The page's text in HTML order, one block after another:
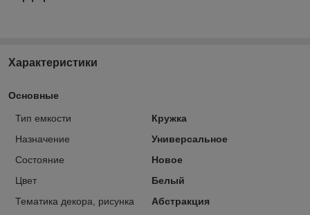
Характеристики
Основные
Тип емкости
Кружка
Назначение
Универсальное
Состояние
Новое
Цвет
Белый
Тематика декора, рисунка
Абстракция